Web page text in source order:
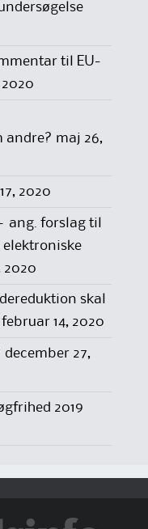
til EU-
2020
andre? maj 26,
2020
ang. forslag til
2020
skal
februar 14, 2020
december 27,
2019